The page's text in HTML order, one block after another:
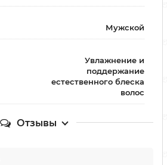
Мужской
Увлажнение и
поддержание
естественного блеска
волос
Отзывы